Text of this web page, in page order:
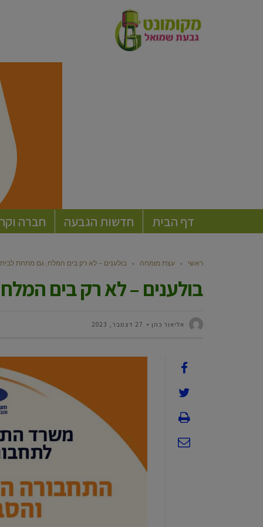
דף הבית חדשות הגבעה חברה
ראשי » עצת מומחה » בולענים – לא רק בים המלח, גם מתחת
בולענים – לא רק בים
27 דצמבר, 2023